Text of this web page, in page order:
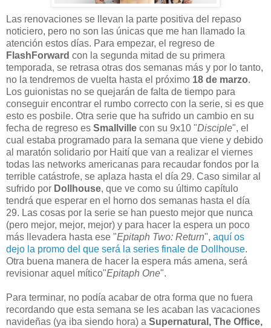
Las renovaciones se llevan la parte positiva del repaso
noticiero, pero no son las únicas que me han llamado la
atención estos días. Para empezar, el regreso de
FlashForward con la segunda mitad de su primera
temporada, se retrasa otras dos semanas más y por lo tanto,
no la tendremos de vuelta hasta el próximo 18 de marzo.
Los guionistas no se quejarán de falta de tiempo para
conseguir encontrar el rumbo correcto con la serie, si es que
esto es posbile. Otra serie que ha sufrido un cambio en su
fecha de regreso es Smallville con su 9x10 "Disciple", el
cual estaba programado para la semana que viene y debido
al maratón solidario por Haití que van a realizar el viernes
todas las networks americanas para recaudar fondos por la
terrible catástrofe, se aplaza hasta el día 29. Caso similar al
sufrido por Dollhouse, que ve como su último capítulo
tendrá que esperar en el horno dos semanas hasta el día
29. Las cosas por la serie se han puesto mejor que nunca
(pero mejor, mejor, mejor) y para hacer la espera un poco
más llevadera hasta ese "Epitaph Two: Return", aquí os
dejo la promo del que será la series finale de Dollhouse.
Otra buena manera de hacer la espera más amena, será
revisionar aquel mítico"Epitaph One".
Para terminar, no podía acabar de otra forma que no fuera
recordando que esta semana se les acaban las vacaciones
navideñas (ya iba siendo hora) a Supernatural, The Office,